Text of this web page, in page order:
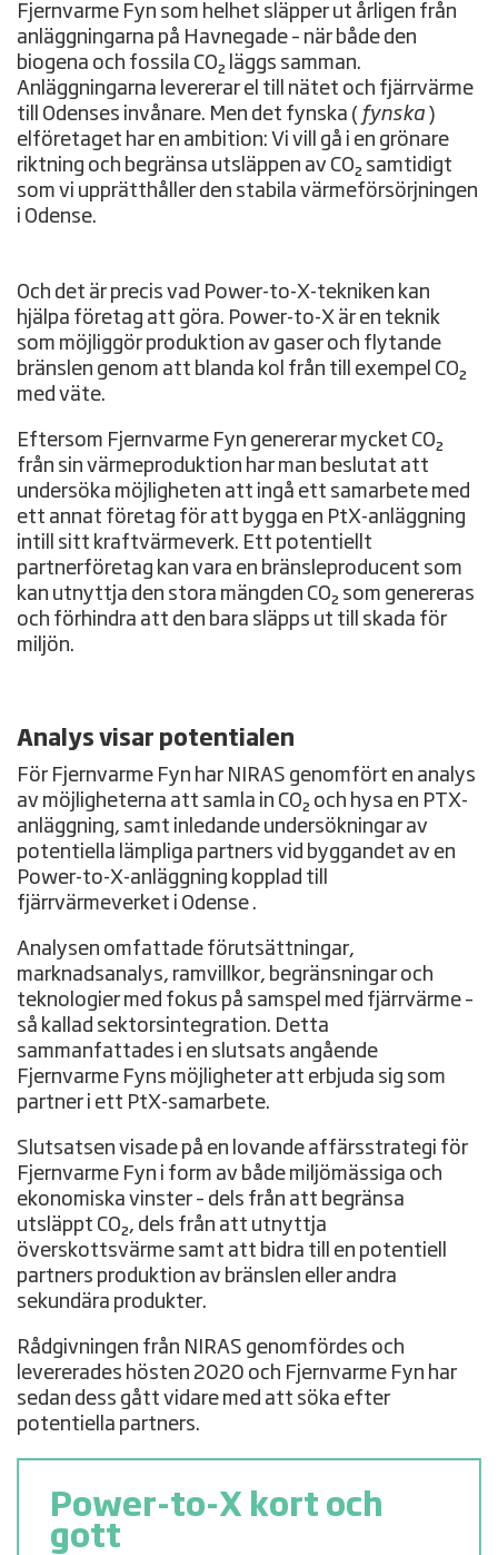
Fjernvarme Fyn som helhet släpper ut årligen från
anläggningarna på Havnegade – när både den
biogena och fossila CO₂ läggs samman.
Anläggningarna levererar el till nätet och fjärrvärme
till Odenses invånare. Men det fynska ( fynska )
elföretaget har en ambition: Vi vill gå i en grönare
riktning och begränsa utsläppen av CO₂ samtidigt
som vi upprätthåller den stabila värmeförsörjningen
i Odense.
Och det är precis vad Power-to-X-tekniken kan
hjälpa företag att göra. Power-to-X är en teknik
som möjliggör produktion av gaser och flytande
bränslen genom att blanda kol från till exempel CO₂
med väte.
Eftersom Fjernvarme Fyn genererar mycket CO₂
från sin värmeproduktion har man beslutat att
undersöka möjligheten att ingå ett samarbete med
ett annat företag för att bygga en PtX-anläggning
intill sitt kraftvärmeverk. Ett potentiellt
partnerföretag kan vara en bränsleproducent som
kan utnyttja den stora mängden CO₂ som genereras
och förhindra att den bara släpps ut till skada för
miljön.
Analys visar potentialen
För Fjernvarme Fyn har NIRAS genomfört en analys
av möjligheterna att samla in CO₂ och hysa en PTX-
anläggning, samt inledande undersökningar av
potentiella lämpliga partners vid byggandet av en
Power-to-X-anläggning kopplad till
fjärrvärmeverket i Odense .
Analysen omfattade förutsättningar,
marknadsanalys, ramvillkor, begränsningar och
teknologier med fokus på samspel med fjärrvärme –
så kallad sektorsintegration. Detta
sammanfattades i en slutsats angående
Fjernvarme Fyns möjligheter att erbjuda sig som
partner i ett PtX-samarbete.
Slutsatsen visade på en lovande affärsstrategi för
Fjernvarme Fyn i form av både miljömässiga och
ekonomiska vinster – dels från att begränsa
utsläppt CO₂, dels från att utnyttja
överskottsvärme samt att bidra till en potentiell
partners produktion av bränslen eller andra
sekundära produkter.
Rådgivningen från NIRAS genomfördes och
levererades hösten 2020 och Fjernvarme Fyn har
sedan dess gått vidare med att söka efter
potentiella partners.
Power-to-X kort och
gott